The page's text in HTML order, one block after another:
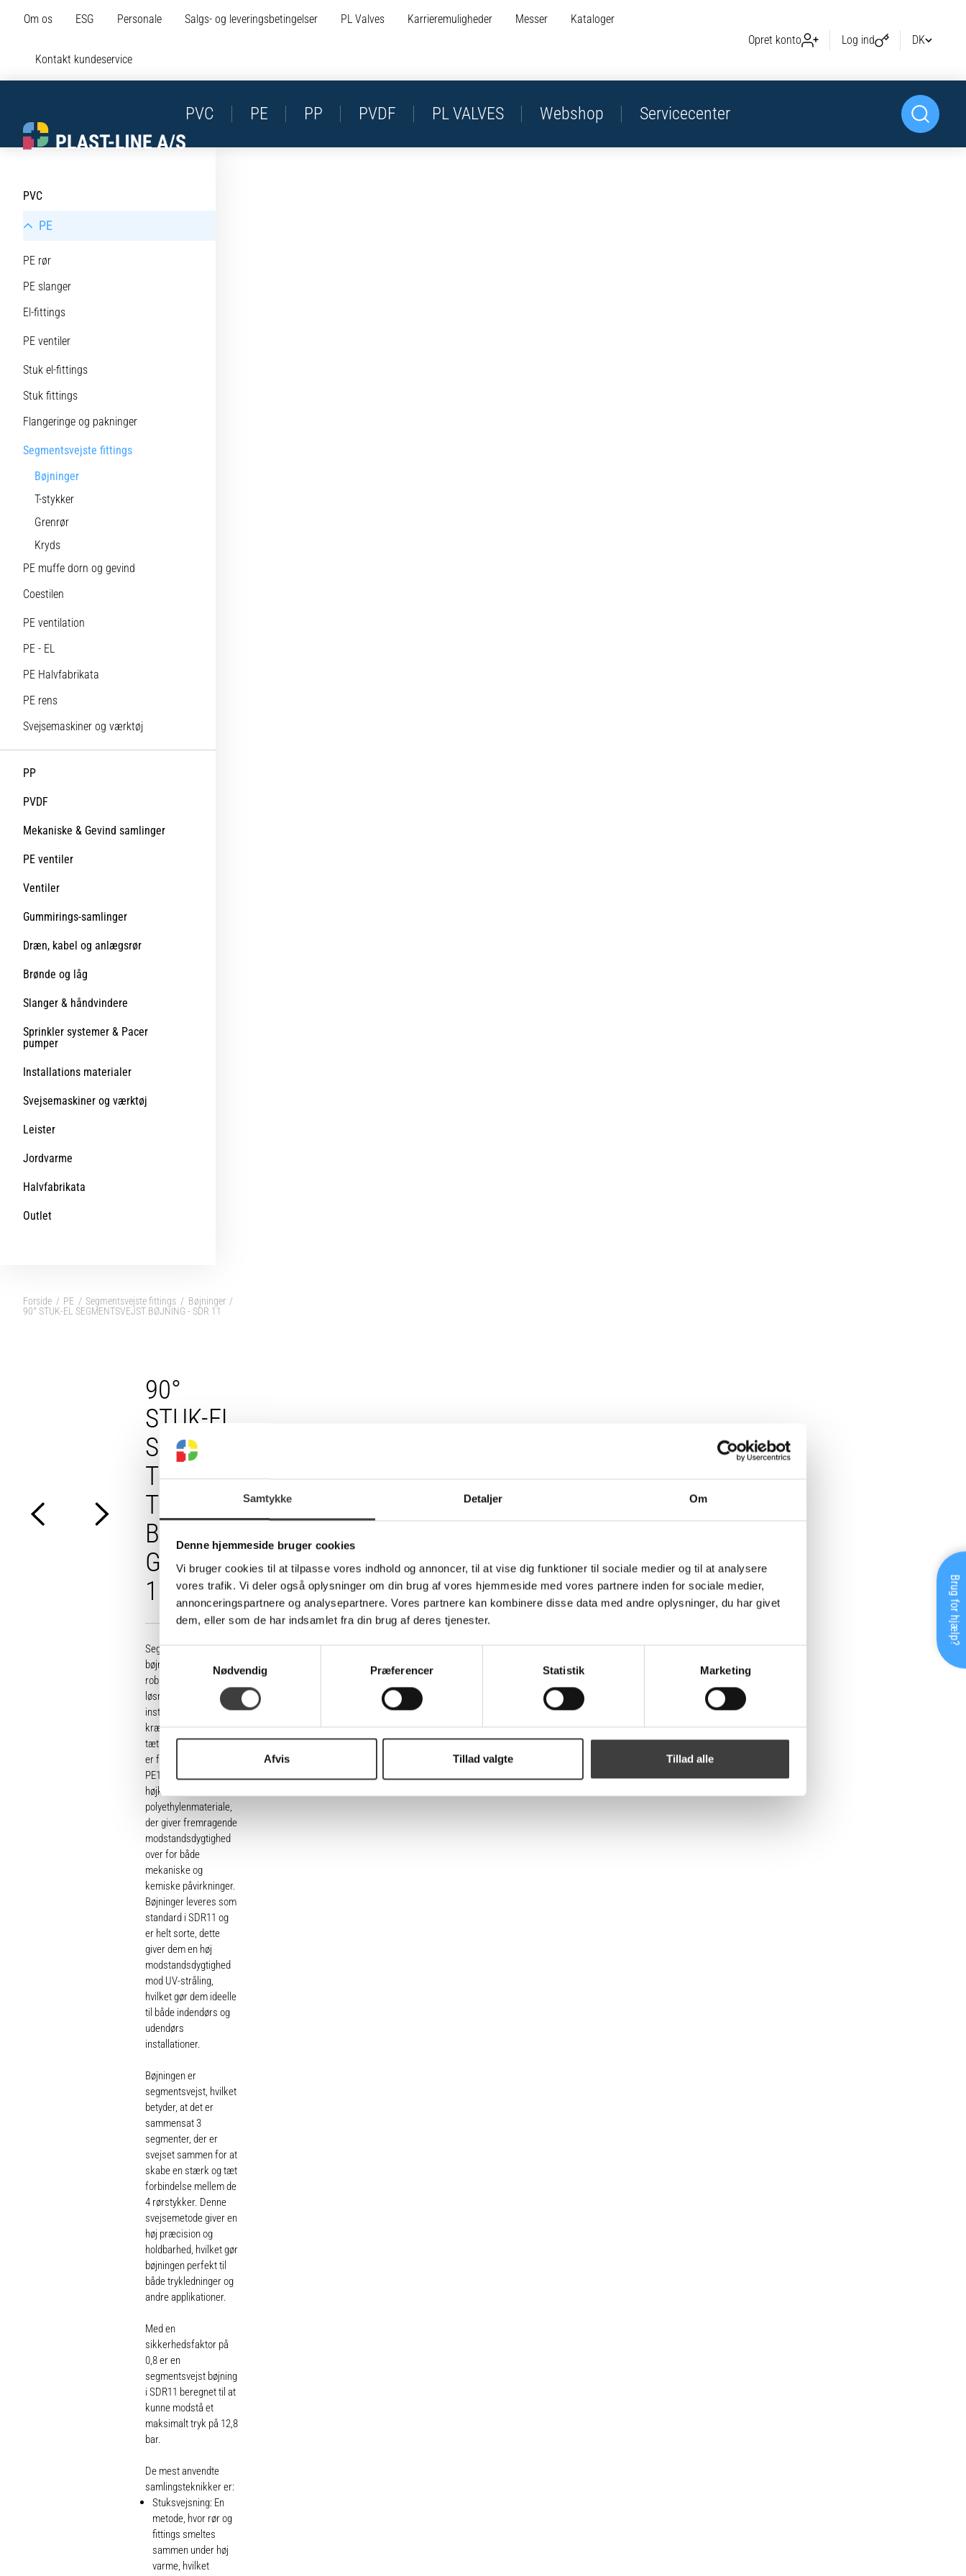
Samtykke Detaljer Om
Denne hjemmeside bruger cookies
Vi bruger cookies til at tilpasse vores indhold og annoncer, til at vise dig funktioner til sociale medier og til at analysere
vores trafik. Vi deler også oplysninger om din brug af vores hjemmeside med vores partnere inden for sociale medier,
annonceringspartnere og analysepartnere. Vores partnere kan kombinere disse data med andre oplysninger, du har givet
dem, eller som de har indsamlet fra din brug af deres tjenester.
S
k
e
v
a
l
g
Nødvendig Præferencer Statistik Marketing
Afvis Tillad valgte Tillad alle
Om os ESG Personale Salgs- og leveringsbetingelser PL Valves Karrieremuligheder Messer Kataloger
Kontakt kundeservice
Opret konto Log ind DK
PVC PE PP PVDF PL VALVES Webshop Servicecenter
PVC
PE
PE rør
PE slanger
El-fittings
PE ventiler
Stuk el-fittings
Stuk fittings
Flangeringe og pakninger
Segmentsvejste fittings
Bøjninger
T-stykker
Grenrør
Kryds
PE muffe dorn og gevind
Coestilen
PE ventilation
PE - EL
PE Halvfabrikata
PE rens
Svejsemaskiner og værktøj
PP
PVDF
Mekaniske & Gevind samlinger
PE ventiler
Ventiler
Gummirings-samlinger
Dræn, kabel og anlægsrør
Brønde og låg
Slanger & håndvindere
Sprinkler systemer & Pacer
pumper
Installations materialer
Svejsemaskiner og værktøj
Leister
Jordvarme
Halvfabrikata
Outlet
Forside PE Segmentsvejste fittings
Bøjninger
90° STUK-EL SEGMENTSVEJST BØJNING - SDR 11
90°
STUK-EL
SEGMEN
TSVEJS
T
BØJNIN
G - SDR
11
Segmentsvejst
bøjninger i PE100 er en
robust og pålidelig
løsning til
installationer, hvor der
kræves høj styrke og
tæthed. Denne bøjning
er fremstillet 90° af
PE100 rør, et
højkvalitets
polyethylenmateriale,
der giver fremragende
modstandsdygtighed
over for både
mekaniske og
kemiske påvirkninger.
Bøjninger leveres som
standard i SDR11 og
er helt sorte, dette
giver dem en høj
modstandsdygtighed
mod UV-stråling,
hvilket gør dem ideelle
til både indendørs og
udendørs
installationer.
Bøjningen er
segmentsvejst, hvilket
betyder, at det er
sammensat 3
segmenter, der er
svejset sammen for at
skabe en stærk og tæt
forbindelse mellem de
4 rørstykker. Denne
svejsemetode giver en
høj præcision og
holdbarhed, hvilket gør
bøjningen perfekt til
både trykledninger og
andre applikationer.
Med en
sikkerhedsfaktor på
0,8 er en
segmentsvejst bøjning
i SDR11 beregnet til at
kunne modstå et
maksimalt tryk på 12,8
bar.
De mest anvendte
samlingsteknikker er:
Stuksvejsning: En
metode, hvor rør og
fittings smeltes
sammen under høj
varme, hvilket
Brug for hjælp?